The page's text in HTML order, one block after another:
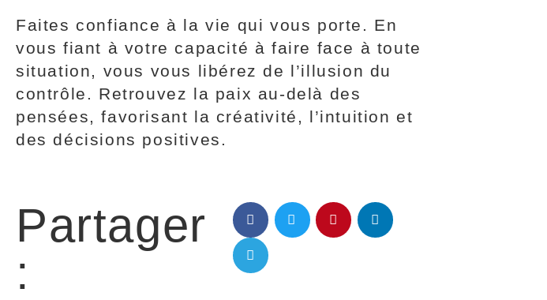
Faites confiance à la vie qui vous porte. En
vous fiant à votre capacité à faire face à toute
situation, vous vous libérez de l’illusion du
contrôle. Retrouvez la paix au-delà des
pensées, favorisant la créativité, l’intuition et
des décisions positives.
Partager
: